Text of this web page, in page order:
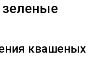
квашеных